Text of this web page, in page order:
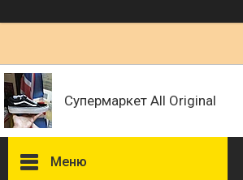
Супермаркет All Original
Меню